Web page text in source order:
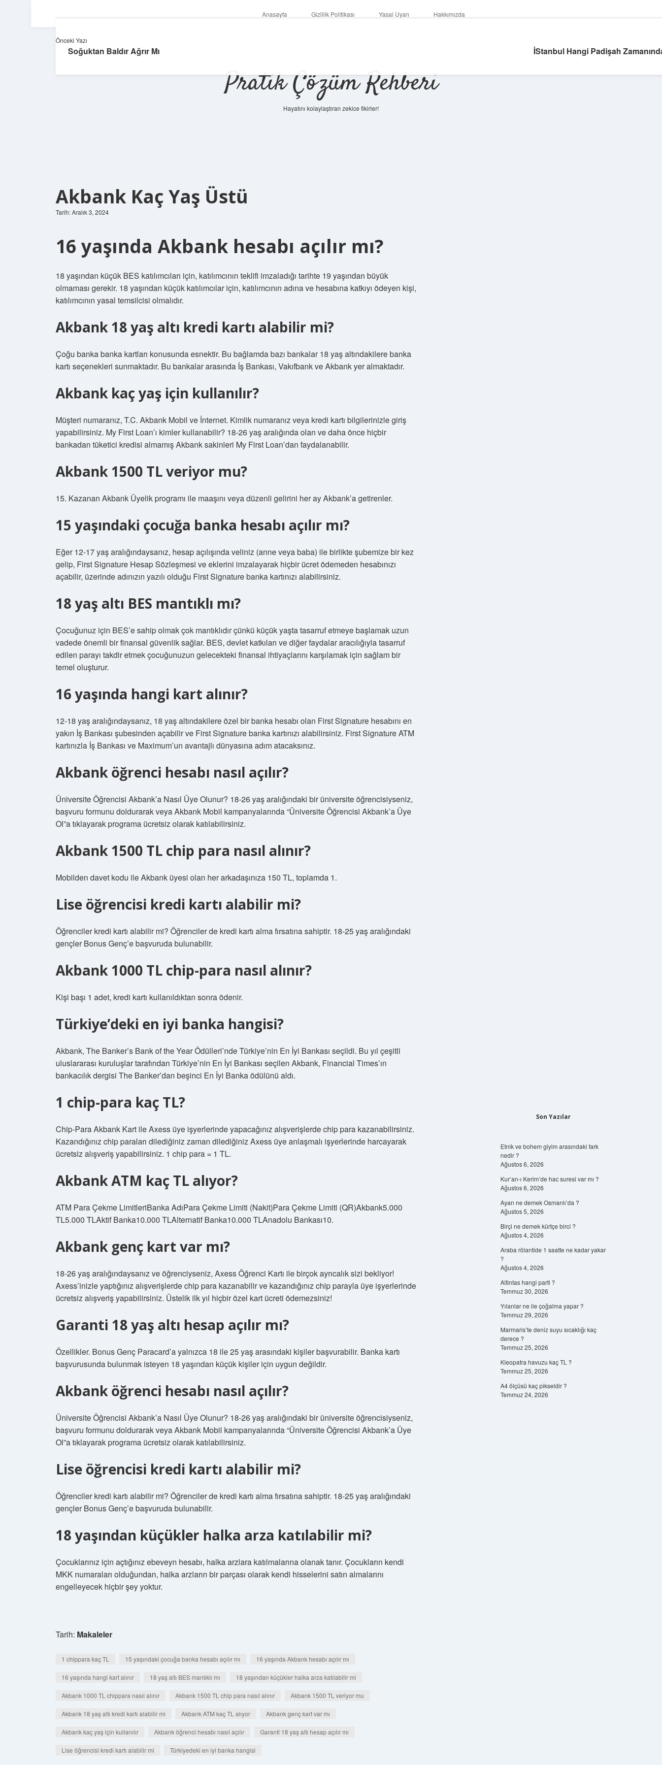
Anasayfa Gizlilik Politikası Yasal Uyarı Hakkımızda
Pratik Çözüm Rehberi
Hayatını kolaylaştıran zekice fikirler!
Akbank Kaç Yaş Üstü
Tarih: Aralık 3, 2024
16 yaşında Akbank hesabı açılır mı?
18 yaşından küçük BES katılımcıları için, katılımcının teklifi imzaladığı tarihte 19 yaşından büyük
olmaması gerekir. 18 yaşından küçük katılımcılar için, katılımcının adına ve hesabına katkıyı ödeyen kişi,
katılımcının yasal temsilcisi olmalıdır.
Akbank 18 yaş altı kredi kartı alabilir mi?
Çoğu banka banka kartları konusunda esnektir. Bu bağlamda bazı bankalar 18 yaş altındakilere banka
kartı seçenekleri sunmaktadır. Bu bankalar arasında İş Bankası, Vakıfbank ve Akbank yer almaktadır.
Akbank kaç yaş için kullanılır?
Müşteri numaranız, T.C. Akbank Mobil ve İnternet. Kimlik numaranız veya kredi kartı bilgilerinizle giriş
yapabilirsiniz. My First Loan’ı kimler kullanabilir? 18-26 yaş aralığında olan ve daha önce hiçbir
bankadan tüketici kredisi almamış Akbank sakinleri My First Loan’dan faydalanabilir.
Akbank 1500 TL veriyor mu?
15. Kazanan Akbank Üyelik programı ile maaşını veya düzenli gelirini her ay Akbank’a getirenler.
15 yaşındaki çocuğa banka hesabı açılır mı?
Eğer 12-17 yaş aralığındaysanız, hesap açılışında veliniz (anne veya baba) ile birlikte şubemize bir kez
gelip, First Signature Hesap Sözleşmesi ve eklerini imzalayarak hiçbir ücret ödemeden hesabınızı
açabilir, üzerinde adınızın yazılı olduğu First Signature banka kartınızı alabilirsiniz.
18 yaş altı BES mantıklı mı?
Çocuğunuz için BES’e sahip olmak çok mantıklıdır çünkü küçük yaşta tasarruf etmeye başlamak uzun
vadede önemli bir finansal güvenlik sağlar. BES, devlet katkıları ve diğer faydalar aracılığıyla tasarruf
edilen parayı takdir etmek çocuğunuzun gelecekteki finansal ihtiyaçlarını karşılamak için sağlam bir
temel oluşturur.
16 yaşında hangi kart alınır?
12-18 yaş aralığındaysanız, 18 yaş altındakilere özel bir banka hesabı olan First Signature hesabını en
yakın İş Bankası şubesinden açabilir ve First Signature banka kartınızı alabilirsiniz. First Signature ATM
kartınızla İş Bankası ve Maximum’un avantajlı dünyasına adım atacaksınız.
Akbank öğrenci hesabı nasıl açılır?
Üniversite Öğrencisi Akbank’a Nasıl Üye Olunur? 18-26 yaş aralığındaki bir üniversite öğrencisiyseniz,
başvuru formunu doldurarak veya Akbank Mobil kampanyalarında “Üniversite Öğrencisi Akbank’a Üye
Ol”a tıklayarak programa ücretsiz olarak katılabilirsiniz.
Akbank 1500 TL chip para nasıl alınır?
Mobilden davet kodu ile Akbank üyesi olan her arkadaşınıza 150 TL, toplamda 1.
Lise öğrencisi kredi kartı alabilir mi?
Öğrenciler kredi kartı alabilir mi? Öğrenciler de kredi kartı alma fırsatına sahiptir. 18-25 yaş aralığındaki
gençler Bonus Genç’e başvuruda bulunabilir.
Akbank 1000 TL chip-para nasıl alınır?
Kişi başı 1 adet, kredi kartı kullanıldıktan sonra ödenir.
Türkiye’deki en iyi banka hangisi?
Akbank, The Banker’s Bank of the Year Ödülleri’nde Türkiye’nin En İyi Bankası seçildi. Bu yıl çeşitli
uluslararası kuruluşlar tarafından Türkiye’nin En İyi Bankası seçilen Akbank, Financial Times’ın
bankacılık dergisi The Banker’dan beşinci En İyi Banka ödülünü aldı.
1 chip-para kaç TL?
Chip-Para Akbank Kart ile Axess üye işyerlerinde yapacağınız alışverişlerde chip para kazanabilirsiniz.
Kazandığınız chip paraları dilediğiniz zaman dilediğiniz Axess üye anlaşmalı işyerlerinde harcayarak
ücretsiz alışveriş yapabilirsiniz. 1 chip para = 1 TL.
Akbank ATM kaç TL alıyor?
ATM Para Çekme LimitleriBanka AdıPara Çekme Limiti (Nakit)Para Çekme Limiti (QR)Akbank5.000
TL5.000 TLAktif Banka10.000 TLAlternatif Banka10.000 TLAnadolu Bankası10.
Akbank genç kart var mı?
18-26 yaş aralığındaysanız ve öğrenciyseniz, Axess Öğrenci Kartı ile birçok ayrıcalık sizi bekliyor!
Axess’inizle yaptığınız alışverişlerde chip para kazanabilir ve kazandığınız chip parayla üye işyerlerinde
ücretsiz alışveriş yapabilirsiniz. Üstelik ilk yıl hiçbir özel kart ücreti ödemezsiniz!
Garanti 18 yaş altı hesap açılır mı?
Özellikler. Bonus Genç Paracard’a yalnızca 18 ile 25 yaş arasındaki kişiler başvurabilir. Banka kartı
başvurusunda bulunmak isteyen 18 yaşından küçük kişiler için uygun değildir.
Akbank öğrenci hesabı nasıl açılır?
Üniversite Öğrencisi Akbank’a Nasıl Üye Olunur? 18-26 yaş aralığındaki bir üniversite öğrencisiyseniz,
başvuru formunu doldurarak veya Akbank Mobil kampanyalarında “Üniversite Öğrencisi Akbank’a Üye
Ol”a tıklayarak programa ücretsiz olarak katılabilirsiniz.
Lise öğrencisi kredi kartı alabilir mi?
Öğrenciler kredi kartı alabilir mi? Öğrenciler de kredi kartı alma fırsatına sahiptir. 18-25 yaş aralığındaki
gençler Bonus Genç’e başvuruda bulunabilir.
18 yaşından küçükler halka arza katılabilir mi?
Çocuklarınız için açtığınız ebeveyn hesabı, halka arzlara katılmalarına olanak tanır. Çocukların kendi
MKK numaraları olduğundan, halka arzların bir parçası olarak kendi hisselerini satın almalarını
engelleyecek hiçbir şey yoktur.
Tarih: Makaleler
1 chippara kaç TL 15 yaşındaki çocuğa banka hesabı açılır mı 16 yaşında Akbank hesabı açılır mı
16 yaşında hangi kart alınır 18 yaş altı BES mantıklı mı 18 yaşından küçükler halka arza katılabilir mi
Akbank 1000 TL chippara nasıl alınır Akbank 1500 TL chip para nasıl alınır Akbank 1500 TL veriyor mu
Akbank 18 yaş altı kredi kartı alabilir mi Akbank ATM kaç TL alıyor Akbank genç kart var mı
Akbank kaç yaş için kullanılır Akbank öğrenci hesabı nasıl açılır Garanti 18 yaş altı hesap açılır mı
Lise öğrencisi kredi kartı alabilir mi Türkiyedeki en iyi banka hangisi
Önceki Yazı
Soğuktan Baldır Ağrır Mı İStanbul Hangi Padişah
Son Yazılar
Etnik ve bohem giyim arasındaki fark
nedir ?
Ağustos 6, 2026
Kur’an-ı Kerim’de hac suresi var mı ?
Ağustos 6, 2026
Ayan ne demek Osmanlı’da ?
Ağustos 5, 2026
Birçi ne demek kürtçe birci ?
Ağustos 4, 2026
Araba rölantide 1 saatte ne kadar yakar
?
Ağustos 4, 2026
Altintas hangi parti ?
Temmuz 30, 2026
Yılanlar ne ile çoğalma yapar ?
Temmuz 29, 2026
Marmaris’te deniz suyu sıcaklığı kaç
derece ?
Temmuz 25, 2026
Kleopatra havuzu kaç TL ?
Temmuz 25, 2026
A4 ölçüsü kaç pikseldir ?
Temmuz 24, 2026